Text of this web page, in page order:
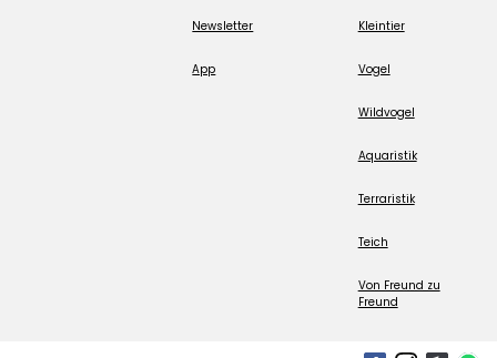
Newsletter
App
Kleintier
Vogel
Wildvogel
Aquaristik
Terraristik
Teich
Von Freund zu
Freund